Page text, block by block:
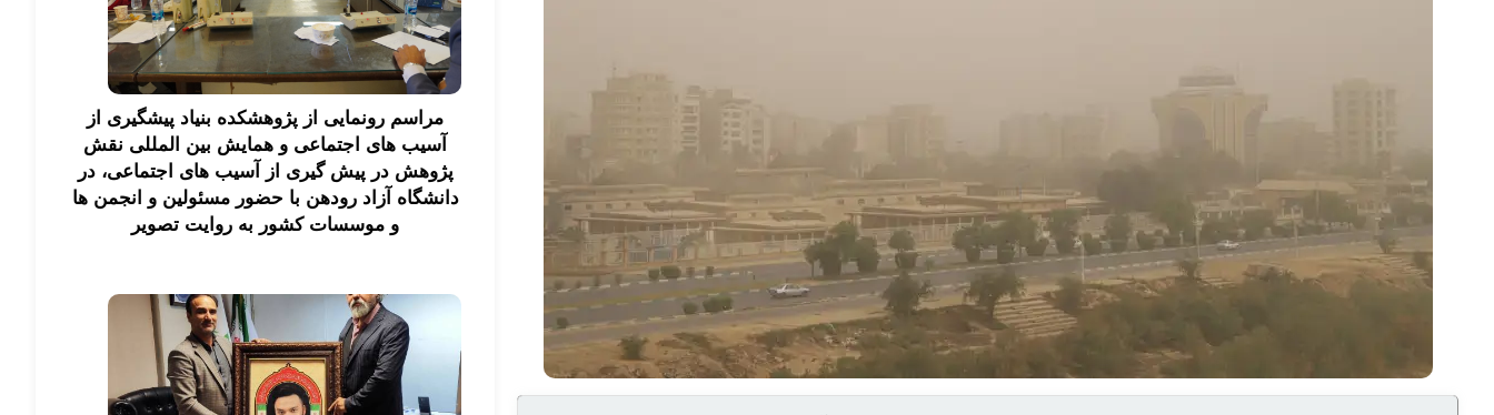
مراسم رونمایی از پژوهشکده بنیاد پیشگیری از
آسیب های اجتماعی و همایش بین المللی نقش
پژوهش در پیش گیری از آسیب های اجتماعی، در
دانشگاه آزاد رودهن با حضور مسئولین و انجمن ها
و موسسات کشور به روایت تصویر